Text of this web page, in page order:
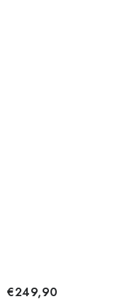
€249,90